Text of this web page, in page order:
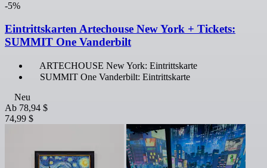
-5%
Eintrittskarten Artechouse New York + Tickets:
SUMMIT One Vanderbilt
ARTECHOUSE New York: Eintrittskarte
SUMMIT One Vanderbilt: Eintrittskarte
Neu
Ab 78,94 $
74,99 $